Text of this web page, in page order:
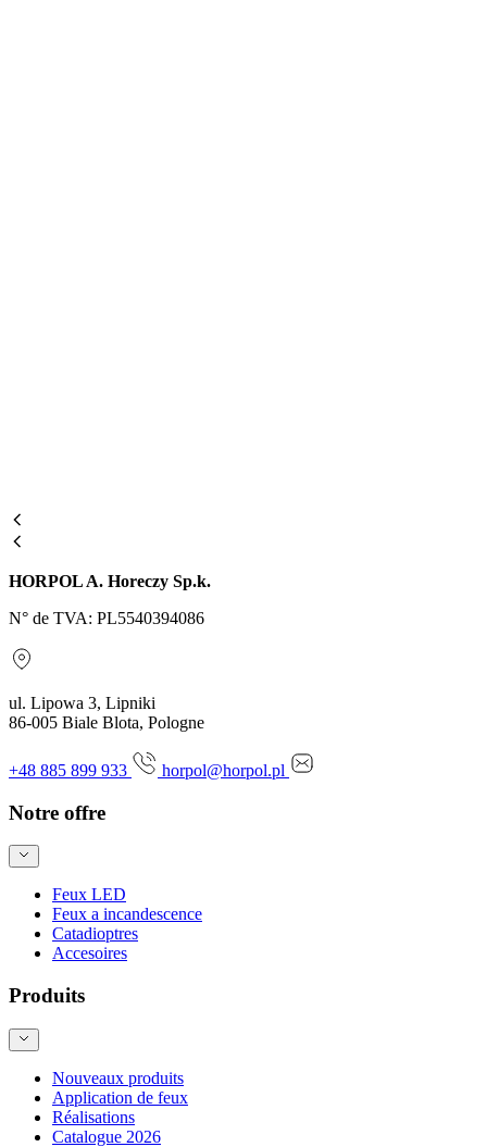
HORPOL A. Horeczy Sp.k.
N° de TVA: PL5540394086
ul. Lipowa 3, Lipniki
86-005 Biale Blota, Pologne
+48 885 899 933 horpol@horpol.pl
Notre offre
Feux LED
Feux a incandescence
Catadioptres
Accesoires
Produits
Nouveaux produits
Application de feux
Réalisations
Catalogue 2026